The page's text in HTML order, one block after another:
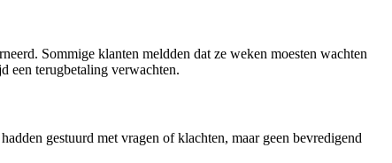
Sommige klanten meldden dat ze weken moesten wachten
een terugbetaling verwachten.
gestuurd met vragen of klachten, maar geen bevredigend